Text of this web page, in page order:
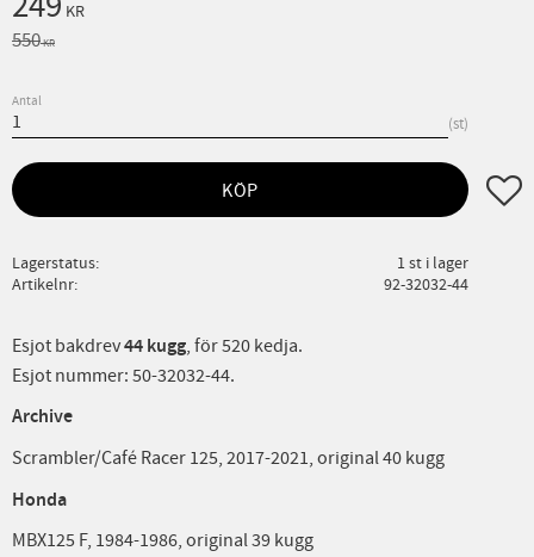
KR
Ordinarie pris:
550KR
Antal
st
KÖP Lägg
Lagerstatus
1 st i lager
Artikelnr
92-32032-44
Esjot bakdrev44 kugg, för 520 kedja.
Esjot nummer: 50-32032-44.
Archive
Scrambler/Café Racer 125, 2017-2021, original 40 kugg
Honda
MBX125 F, 1984-1986, original 39 kugg